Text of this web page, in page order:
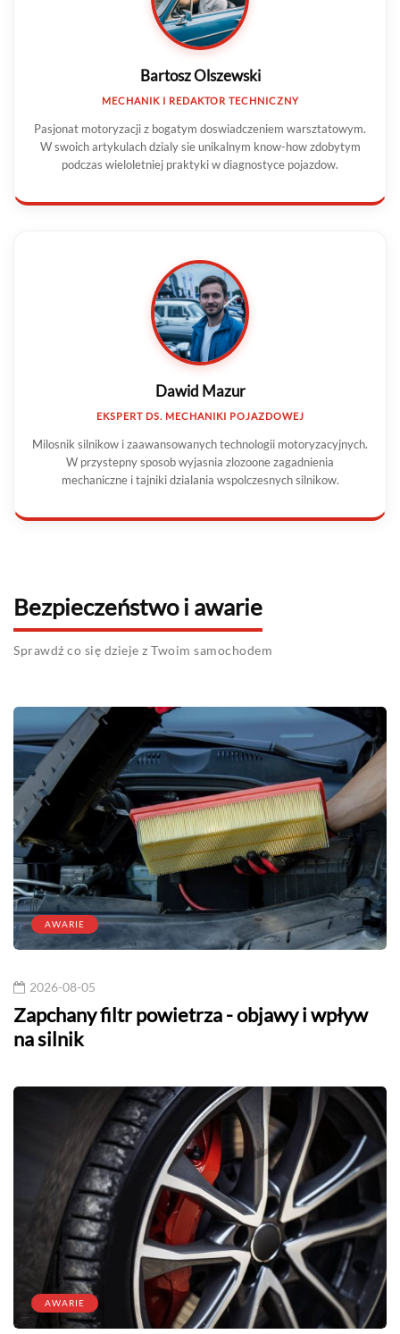
Bartosz Olszewski
MECHANIK I REDAKTOR TECHNICZNY
Pasjonat motoryzacji z bogatym doswiadczeniem warsztatowym.
W swoich artykulach dzialy sie unikalnym know-how zdobytym
podczas wieloletniej praktyki w diagnostyce pojazdow.
Dawid Mazur
EKSPERT DS. MECHANIKI POJAZDOWEJ
Milosnik silnikow i zaawansowanych technologii motoryzacyjnych.
W przystepny sposob wyjasnia zlozoone zagadnienia
mechaniczne i tajniki dzialania wspolczesnych silnikow.
Bezpieczeństwo i awarie
Sprawdź co się dzieje z Twoim samochodem
AWARIE
2026-08-05
Zapchany filtr powietrza - objawy i wpływ
na silnik
AWARIE